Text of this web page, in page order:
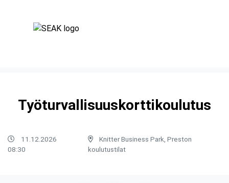
Työturvallisuuskorttikoulutus
11.12.2026
08:30
Knitter Business Park, Preston
koulutustilat